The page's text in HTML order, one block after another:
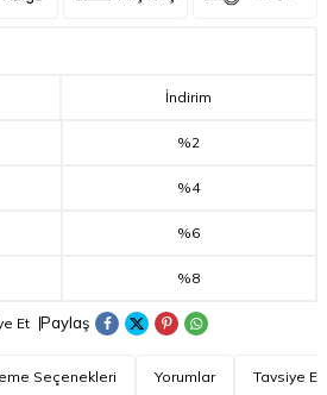
İndirim
%2
%4
%6
%8
Et Paylaş
Seçenekleri Yorumlar Tavsiye Et